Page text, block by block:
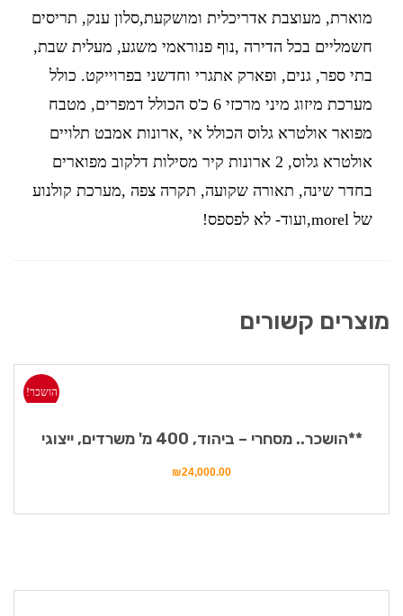
מוארת, מעוצבת אדריכלית ומושקעת,סלון ענק, תריסים
חשמליים בכל הדירה ,נוף פנוראמי משגע, מעלית שבת,
בתי ספר, גנים, ופארק אתגרי וחדשני בפרוייקט. כולל
מערכת מיזוג מיני מרכזי 6 כ'ס הכולל דמפרים, מטבח
מפואר אולטרא גלוס הכולל אי ,ארונות אמבט תלויים
אולטרא גלוס, 2 ארונות קיר מסילות דלקוב מפוארים
בחדר שינה, תאורה שקועה, תקרה צפה ,מערכת קולנוע
של morel,ועוד- לא לפספס!
מוצרים קשורים
הושכר!
**הושכר.. מסחרי – ביהוד, 400 מ' משרדים, ייצוגי
₪24,000.00